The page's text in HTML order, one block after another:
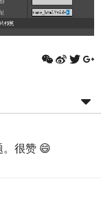
很赞 😄